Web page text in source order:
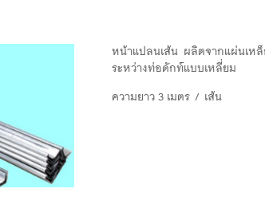
หน้าแปลนเส้น ผลิตจากแผ่นเห
ระหว่างท่อดักท์แบบเหลี่ยม
ความยาว 3 เมตร / เส้น